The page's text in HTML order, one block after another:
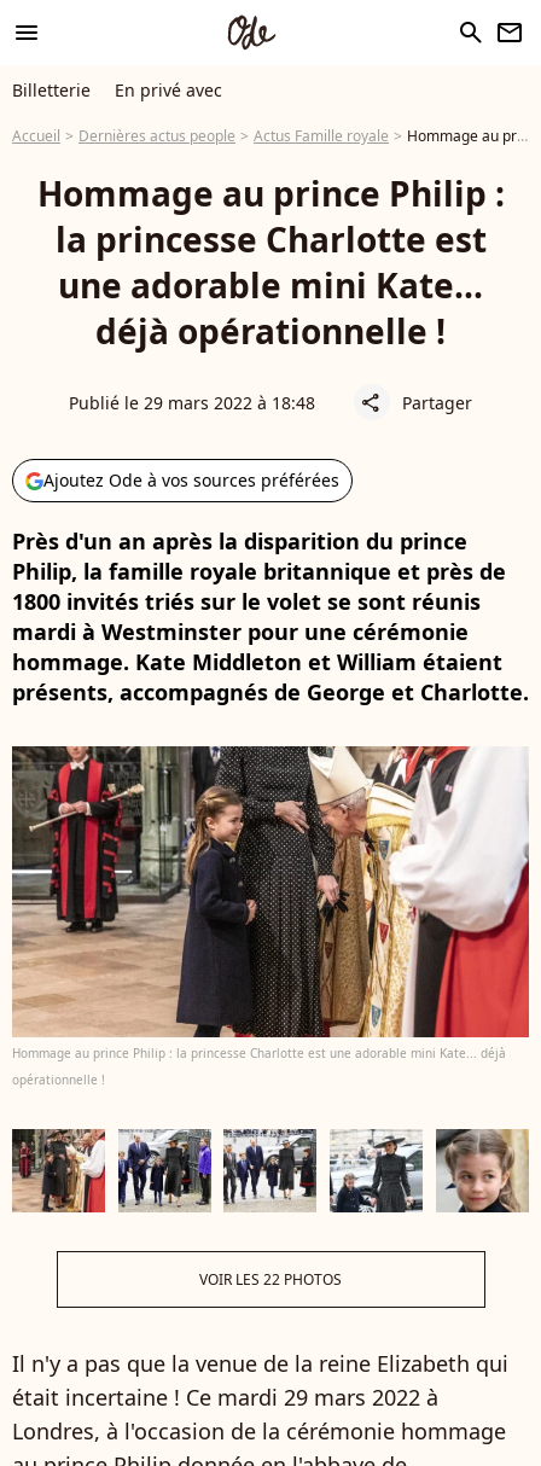
menu search newsletter
Billetterie En privé avec
Accueil Dernières actus people Actus Famille royale Hommage au prince Philip : la princesse Charlotte est une adorable mini Kate... déjà opérationnelle !
Hommage au prince Philip :
la princesse Charlotte est
une adorable mini Kate...
déjà opérationnelle !
Publié le 29 mars 2022 à 18:48 share Partager
Ajoutez Ode à vos sources préférées
Près d'un an après la disparition du prince
Philip, la famille royale britannique et près de
1800 invités triés sur le volet se sont réunis
mardi à Westminster pour une cérémonie
hommage. Kate Middleton et William étaient
présents, accompagnés de George et Charlotte.
Hommage au prince Philip : la princesse Charlotte est une adorable mini Kate... déjà
opérationnelle !
VOIR LES 22 PHOTOS
Il n'y a pas que la venue de la reine Elizabeth qui
était incertaine ! Ce mardi 29 mars 2022 à
Londres, à l'occasion de la cérémonie hommage